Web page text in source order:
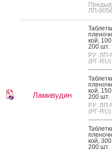
ЛП-
Ламивудин
кой,
200 шт.
РУ: ЛП-
(РГ-RU)
кой,
200 шт.
РУ: ЛП-
(РГ-RU)
кой,
200 шт.